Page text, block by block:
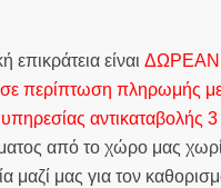
είναι ΔΩΡΕΑΝ
περίπτωση πληρωμής με
αντικαταβολής
από το χώρο μας
μαζί μας για τον